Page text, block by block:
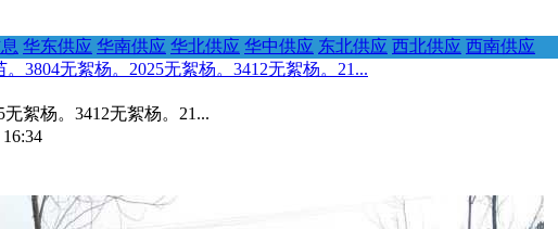
华东供应 华南供应 华北供应 华中供应 东北供应 西北供应 西南供应
3804无絮杨。2025无絮杨。3412无絮杨。21...
絮杨。3412无絮杨。21...